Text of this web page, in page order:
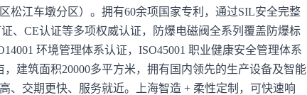
松江车墩分区）。拥有60余项国家专利，通过SIL安全完整
、CE认证等多项权威认证，防爆电磁阀全系列覆盖防爆标
环境管理体系认证，ISO45001 职业健康安全管理体系
建筑面积20000多平方米，拥有国内领先的生产设备及智能
、交期更快、服务就近。上海智造 + 柔性定制，可快速响